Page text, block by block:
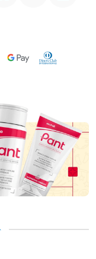
Google PayDiners Club